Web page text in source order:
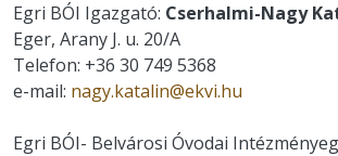
Egri BÓI Igazgató: Cserhalmi-Nagy
Eger, Arany J. u. 20/A
Telefon: +36 30 749 5368
e-mail: nagy.katalin@ekvi.hu
Egri BÓI- Belvárosi Óvodai